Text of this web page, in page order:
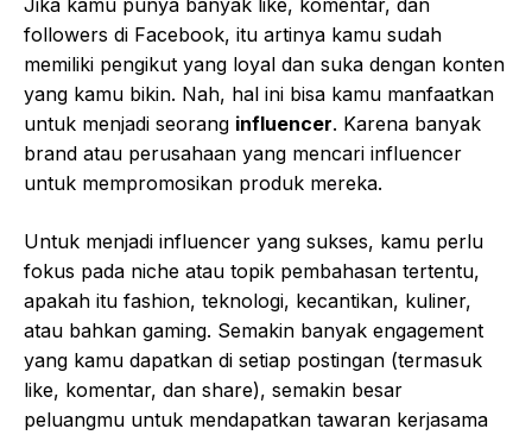
Jika kamu punya banyak like, komentar, dan
followers di Facebook, itu artinya kamu sudah
memiliki pengikut yang loyal dan suka dengan konten
yang kamu bikin. Nah, hal ini bisa kamu manfaatkan
untuk menjadi seorang influencer. Karena banyak
brand atau perusahaan yang mencari influencer
untuk mempromosikan produk mereka.
Untuk menjadi influencer yang sukses, kamu perlu
fokus pada niche atau topik pembahasan tertentu,
apakah itu fashion, teknologi, kecantikan, kuliner,
atau bahkan gaming. Semakin banyak engagement
yang kamu dapatkan di setiap postingan (termasuk
like, komentar, dan share), semakin besar
peluangmu untuk mendapatkan tawaran kerjasama